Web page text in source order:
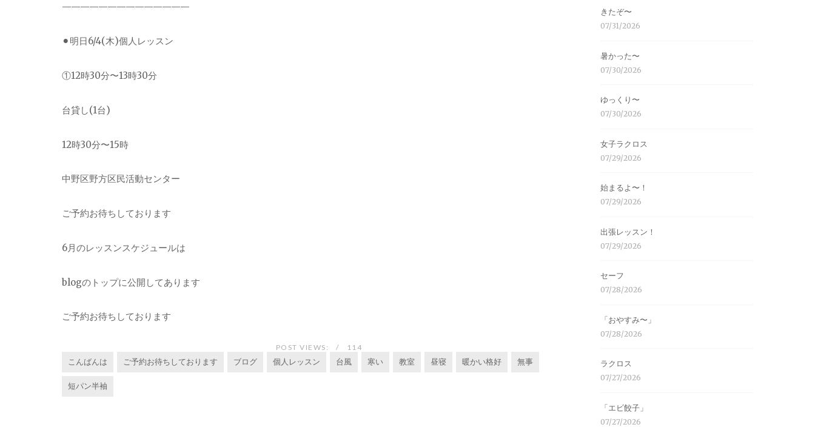
——————————————
⚫︎明日6/4(木)個人レッスン
①12時30分〜13時30分
台貸し(1台)
12時30分〜15時
中野区野方区民活動センター
ご予約お待ちしております
6月のレッスンスケジュールは
blogのトップに公開してあります
ご予約お待ちしております
POST VIEWS: 114
こんばんは ご予約お待ちしております ブログ 個人レッスン 台風 寒い 教室 昼寝 暖かい格好 無事
短パン半袖
きたぞ〜
07/31/2026
暑かった〜
07/30/2026
ゆっくり〜
07/30/2026
女子ラクロス
07/29/2026
始まるよ〜！
07/29/2026
出張レッスン！
07/29/2026
セーフ
07/28/2026
「おやすみ〜」
07/28/2026
ラクロス
07/27/2026
「エビ餃子」
07/27/2026